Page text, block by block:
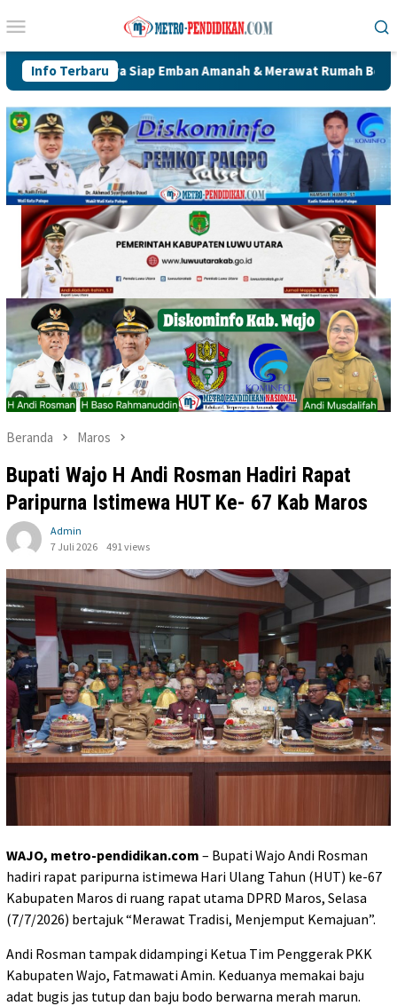
ke
Mobile
Info Terbaru
Emban Amanah & Merawat Rumah Bersama Alumni PWK
Beranda Maros
Bupati Wajo H Andi Rosman Hadiri Rapat
Paripurna Istimewa HUT Ke- 67 Kab Maros
Admin
7 Juli 2026
491 views
WAJO, metro-pendidikan.com – Bupati Wajo Andi Rosman
hadiri rapat paripurna istimewa Hari Ulang Tahun (HUT) ke-67
Kabupaten Maros di ruang rapat utama DPRD Maros, Selasa
(7/7/2026) bertajuk “Merawat Tradisi, Menjemput Kemajuan”.
Andi Rosman tampak didampingi Ketua Tim Penggerak PKK
Kabupaten Wajo, Fatmawati Amin. Keduanya memakai baju
adat bugis jas tutup dan baju bodo berwarna merah marun.